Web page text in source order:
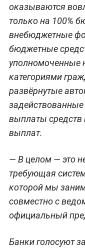
оказываются
только на 100%
внебюджетные
бюджетные
уполномоченные
категориями
развёрнутые
задействованные
выплаты средств
выплат.
— В целом — это
требующая
которой мы
совместно с
официальный
Банки голосуют